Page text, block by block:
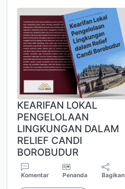
KEARIFAN LOKAL
PENGELOLAAN
LINGKUNGAN DALAM
RELIEF CANDI
BOROBUDUR
Komentar Penanda Bagikan